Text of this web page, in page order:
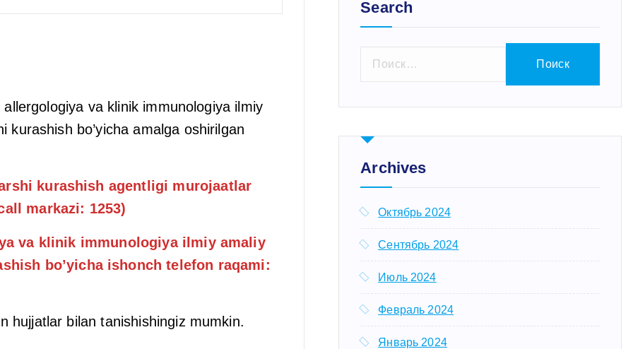
va klinik immunologiya ilmiy
bo’yicha amalga oshirilgan
kurashish agentligi murojaatlar
markazi: 1253)
va klinik immunologiya ilmiy amaliy
bo’yicha ishonch telefon raqami:
hujjatlar bilan tanishishingiz mumkin.
Search
т
:
Archives
Октябрь 2024
Сентябрь 2024
Июль 2024
Февраль 2024
Январь 2024